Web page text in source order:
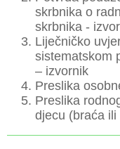
skrbnika o
skrbnika -
Liječničko
sistematskom
– izvornik
Preslika
Preslika
djecu (braća ili